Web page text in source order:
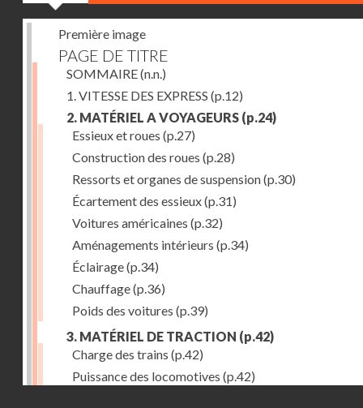
Première image
PAGE DE TITRE
SOMMAIRE(n.n.)
1. VITESSE DES EXPRESS (p.12)
2. MATÉRIEL A VOYAGEURS (p.24)
Essieux et roues (p.27)
Construction des roues (p.28)
Ressorts et organes de suspension(p.30)
Écartement des essieux(p.31)
Voitures américaines (p.32)
Aménagements intérieurs (p.34)
Éclairage(p.34)
Chauffage(p.36)
Poids des voitures (p.39)
3. MATÉRIEL DE TRACTION (p.42)
Charge des trains (p.42)
Puissance des locomotives (p.42)